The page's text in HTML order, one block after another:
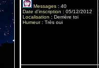
Messages : 40
Date d'inscription : 05/12/2012
Localisation : Derrière toi
Humeur: Très oui